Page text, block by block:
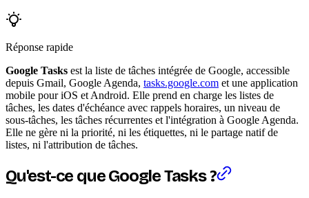
Réponse rapide
Google Tasks est la liste de tâches intégrée de Google, accessible
depuis Gmail, Google Agenda, tasks.google.com et une application
mobile pour iOS et Android. Elle prend en charge les listes de
tâches, les dates d'échéance avec rappels horaires, un niveau de
sous-tâches, les tâches récurrentes et l'intégration à Google Agenda.
Elle ne gère ni la priorité, ni les étiquettes, ni le partage natif de
listes, ni l'attribution de tâches.
Qu'est-ce que Google Tasks ?